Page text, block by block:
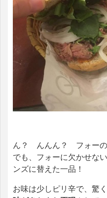
ん？ んんん？ フォーの
でも、フォーに欠かせな
ンズに替えた一品！
お味は少しピリ辛で、驚く